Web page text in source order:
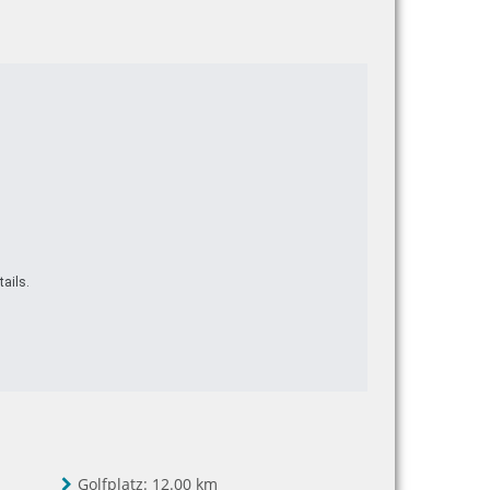
Golfplatz: 12.00 km